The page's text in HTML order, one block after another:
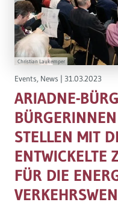
Christian Laukemper
Events, News | 31.03.2023
ARIADNE-
STELLEN MIT
ENTWICKELTE
FÜR DIE
Governance
Europa & Green Deal
Themen Übersicht
Soziales